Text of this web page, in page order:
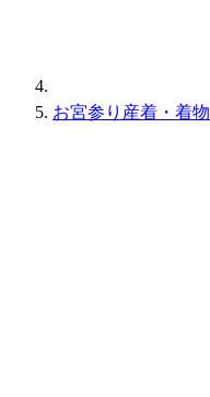
お宮参り産着・着物